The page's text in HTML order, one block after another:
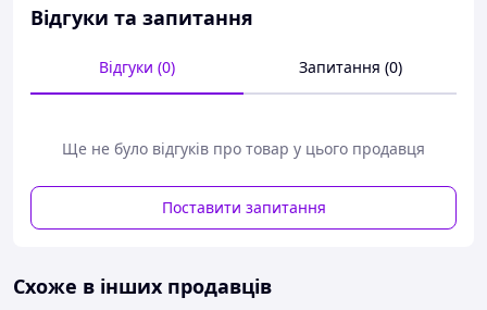
мастила, жиру, бруду, пилу, піску та інших дорожніх
- спеціально підібрані розчинники ефективно
- має чудові розчинні властивості та легко проникає в
— швидко й без залишку випаровується, не
пошкоджуючи сальники.
призначена для очищення приводних ланцюгів
Відгуки та запитання
Відгуки (0) Запитання (0)
Ще не було відгуків про товар у цього продавця
Поставити запитання
Схоже в інших продавців